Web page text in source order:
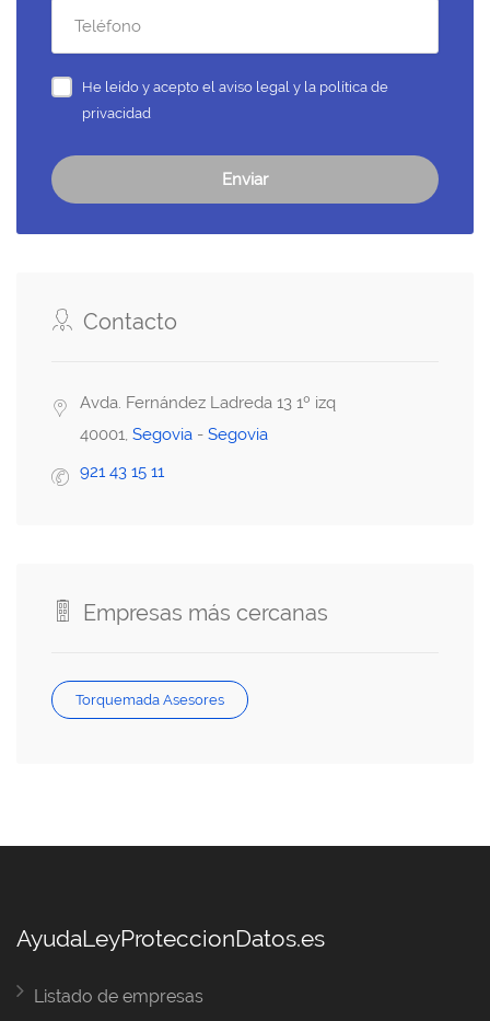
He leído y acepto el aviso legal y la política de
privacidad
Enviar
Contacto
Avda. Fernández Ladreda 13 1º izq
40001, Segovia - Segovia
921 43 15 11
Empresas más cercanas
Torquemada Asesores
AyudaLeyProteccionDatos.es
Listado de empresas